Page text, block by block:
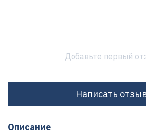
Добавьте первый
Написать отзыв
Описание